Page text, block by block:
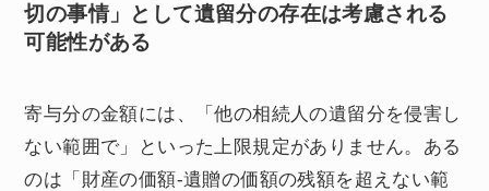
切の事情」として遺留分の存在は考慮される
可能性がある
寄与分の金額には、「他の相続人の遺留分を侵害し
ない範囲で」といった上限規定がありません。ある
のは「財産の価額-遺贈の価額の残額を超えない範